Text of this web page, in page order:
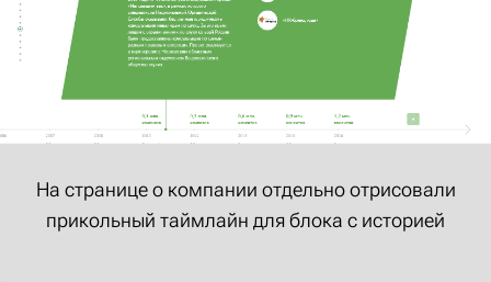
На странице о компании отдельно отрисовали
прикольный таймлайн для блока с историей